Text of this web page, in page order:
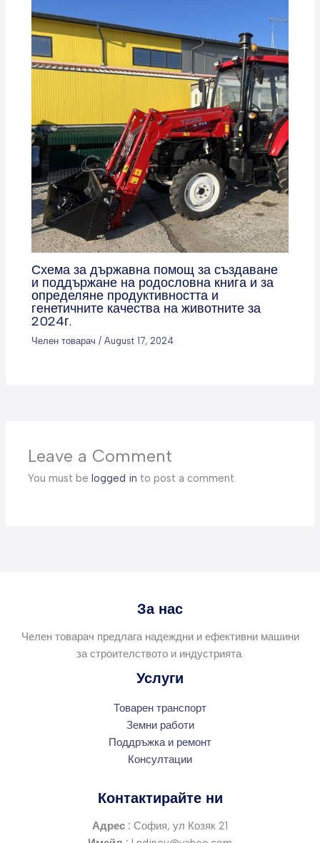
Схема за държавна помощ за създаване
и поддържане на родословна книга и за
определяне продуктивността и
генетичните качества на животните за
2024г.
Челен товарач /August 17, 2024
Leave a Comment
You must belogged in to post a comment.
За нас
Челен товарач предлага надеждни и ефективни машини
за строителството и индустрията.
Услуги
Товарен транспорт
Земни работи
Поддръжка и ремонт
Консултации
Контактирайте ни
Адрес : София, ул Козяк 21